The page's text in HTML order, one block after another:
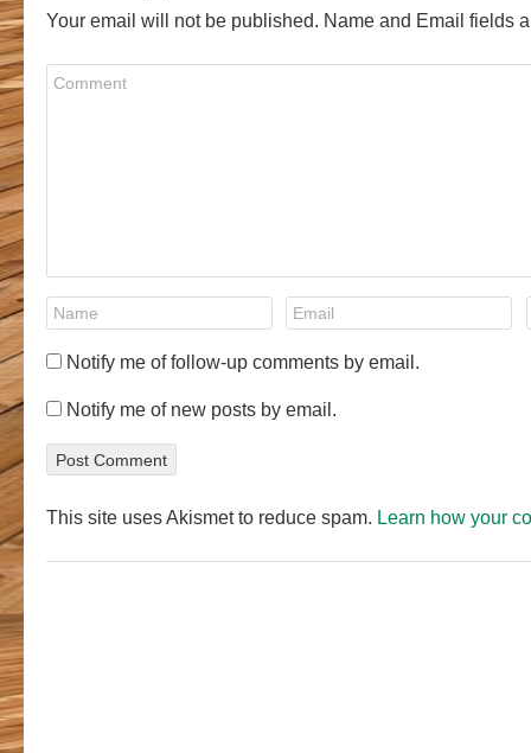
Your email will not be published. Name and Email fields
Notify me of follow-up comments by email.
Notify me of new posts by email.
This site uses Akismet to reduce spam. Learn how your